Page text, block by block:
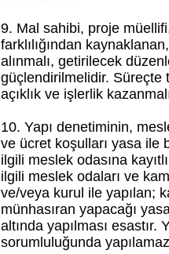
9. Mal sahibi, proje
farklılığından
alınmalı, getirilecek
güçlendirilmelidir. Süreçte
açıklık ve işlerlik
10. Yapı denetiminin,
ve ücret koşulları yasa ile
ilgili meslek odasına
ilgili meslek odaları ve
ve/veya kurul ile yapılan;
münhasıran yapacağı
altında yapılması
sorumluluğunda